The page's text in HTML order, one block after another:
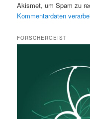
Akismet, um Spam zu
Kommentardaten
FORSCHERGEIST